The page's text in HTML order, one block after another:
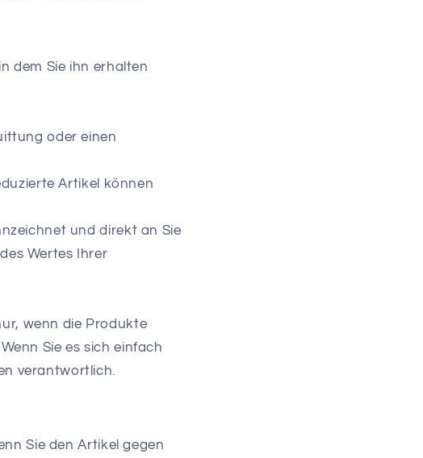
dem Sie ihn erhalten
oder einen
Artikel können
und direkt an Sie
Wertes Ihrer
wenn die Produkte
Sie es sich einfach
verantwortlich.
Sie den Artikel gegen